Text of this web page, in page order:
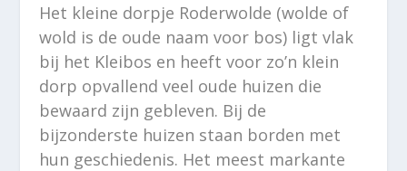
Het kleine dorpje Roderwolde (wolde of
wold is de oude naam voor bos) ligt vlak
bij het Kleibos en heeft voor zo’n klein
dorp opvallend veel oude huizen die
bewaard zijn gebleven. Bij de
bijzonderste huizen staan borden met
hun geschiedenis. Het meest markante